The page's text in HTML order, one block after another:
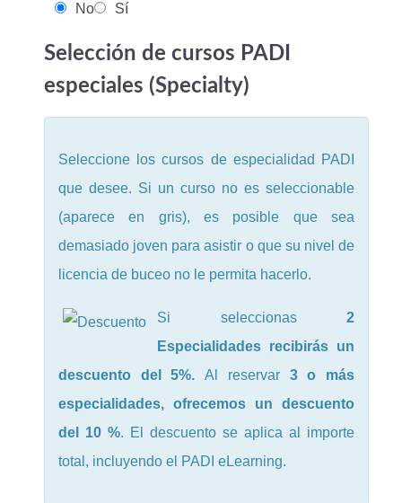
No
Sí
Selección de cursos PADI
especiales (Specialty)
Seleccione los cursos de especialidad PADI
que desee. Si un curso no es seleccionable
(aparece en gris), es posible que sea
demasiado joven para asistir o que su nivel de
licencia de buceo no le permita hacerlo.
Si seleccionas 2
Especialidades recibirás un
descuento del 5%. Al reservar 3 o más
especialidades, ofrecemos un descuento
del 10 %. El descuento se aplica al importe
total, incluyendo el PADI eLearning.